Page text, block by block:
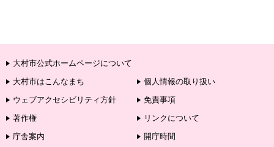
大村市公式ホームページについて
大村市はこんなまち
個人情報の取り扱い
ウェブアクセシビリティ方針
免責事項
著作権
リンクについて
庁舎案内
開庁時間